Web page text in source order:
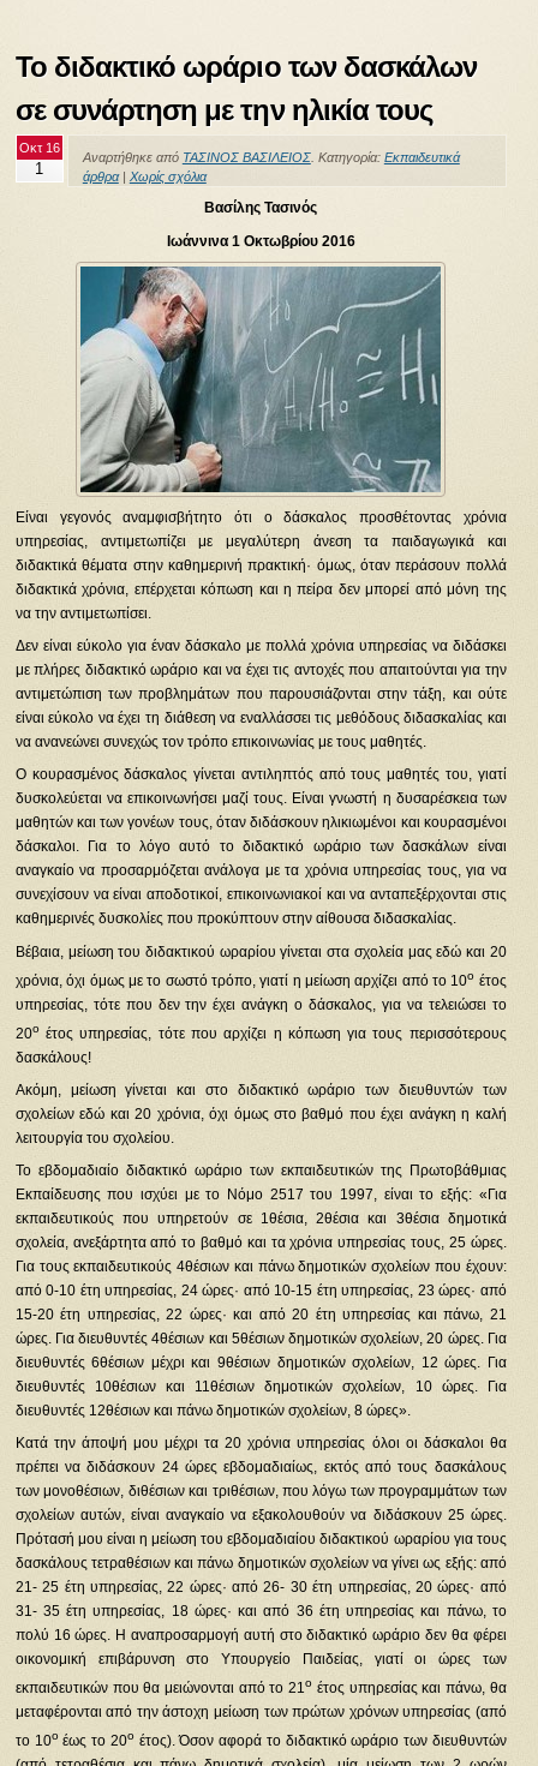
Το διδακτικό ωράριο των δασκάλων
σε συνάρτηση με την ηλικία τους
Οκτ 16
1
Αναρτήθηκε από ΤΑΣΙΝΟΣ ΒΑΣΙΛΕΙΟΣ. Κατηγορία: Εκπαιδευτικά
άρθρα| Χωρίς σχόλια
Βασίλης Τασινός
Ιωάννινα 1 Οκτωβρίου 2016
Είναι γεγονός αναμφισβήτητο ότι ο δάσκαλος προσθέτοντας χρόνια
υπηρεσίας, αντιμετωπίζει με μεγαλύτερη άνεση τα παιδαγωγικά και
διδακτικά θέματα στην καθημερινή πρακτική· όμως, όταν περάσουν πολλά
διδακτικά χρόνια, επέρχεται κόπωση και η πείρα δεν μπορεί από μόνη της
να την αντιμετωπίσει.
Δεν είναι εύκολο για έναν δάσκαλο με πολλά χρόνια υπηρεσίας να διδάσκει
με πλήρες διδακτικό ωράριο και να έχει τις αντοχές που απαιτούνται για την
αντιμετώπιση των προβλημάτων που παρουσιάζονται στην τάξη, και ούτε
είναι εύκολο να έχει τη διάθεση να εναλλάσσει τις μεθόδους διδασκαλίας και
να ανανεώνει συνεχώς τον τρόπο επικοινωνίας με τους μαθητές.
Ο κουρασμένος δάσκαλος γίνεται αντιληπτός από τους μαθητές του, γιατί
δυσκολεύεται να επικοινωνήσει μαζί τους. Είναι γνωστή η δυσαρέσκεια των
μαθητών και των γονέων τους, όταν διδάσκουν ηλικιωμένοι και κουρασμένοι
δάσκαλοι. Για το λόγο αυτό το διδακτικό ωράριο των δασκάλων είναι
αναγκαίο να προσαρμόζεται ανάλογα με τα χρόνια υπηρεσίας τους, για να
συνεχίσουν να είναι αποδοτικοί, επικοινωνιακοί και να ανταπεξέρχονται στις
καθημερινές δυσκολίες που προκύπτουν στην αίθουσα διδασκαλίας.
Βέβαια, μείωση του διδακτικού ωραρίου γίνεται στα σχολεία μας εδώ και 20
χρόνια, όχι όμως με το σωστό τρόπο, γιατί η μείωση αρχίζει από το 10ο έτος
υπηρεσίας, τότε που δεν την έχει ανάγκη ο δάσκαλος, για να τελειώσει το
20οέτος υπηρεσίας, τότε που αρχίζει η κόπωση για τους περισσότερους
δασκάλους!
Ακόμη, μείωση γίνεται και στο διδακτικό ωράριο των διευθυντών των
σχολείων εδώ και 20 χρόνια, όχι όμως στο βαθμό που έχει ανάγκη η καλή
λειτουργία του σχολείου.
Το εβδομαδιαίο διδακτικό ωράριο των εκπαιδευτικών της Πρωτοβάθμιας
Εκπαίδευσης που ισχύει με το Νόμο 2517 του 1997, είναι το εξής: «Για
εκπαιδευτικούς που υπηρετούν σε 1θέσια, 2θέσια και 3θέσια δημοτικά
σχολεία, ανεξάρτητα από το βαθμό και τα χρόνια υπηρεσίας τους, 25 ώρες.
Για τους εκπαιδευτικούς 4θέσιων και πάνω δημοτικών σχολείων που έχουν:
από 0-10 έτη υπηρεσίας, 24 ώρες· από 10-15 έτη υπηρεσίας, 23 ώρες· από
15-20 έτη υπηρεσίας, 22 ώρες· και από 20 έτη υπηρεσίας και πάνω, 21
ώρες. Για διευθυντές 4θέσιων και 5θέσιων δημοτικών σχολείων, 20 ώρες. Για
διευθυντές 6θέσιων μέχρι και 9θέσιων δημοτικών σχολείων, 12 ώρες. Για
διευθυντές 10θέσιων και 11θέσιων δημοτικών σχολείων, 10 ώρες. Για
διευθυντές 12θέσιων και πάνω δημοτικών σχολείων, 8 ώρες».
Κατά την άποψή μου μέχρι τα 20 χρόνια υπηρεσίας όλοι οι δάσκαλοι θα
πρέπει να διδάσκουν 24 ώρες εβδομαδιαίως, εκτός από τους δασκάλους
των μονοθέσιων, διθέσιων και τριθέσιων, που λόγω των προγραμμάτων των
σχολείων αυτών, είναι αναγκαίο να εξακολουθούν να διδάσκουν 25 ώρες.
Πρότασή μου είναι η μείωση του εβδομαδιαίου διδακτικού ωραρίου για τους
δασκάλους τετραθέσιων και πάνω δημοτικών σχολείων να γίνει ως εξής: από
21- 25 έτη υπηρεσίας, 22 ώρες· από 26- 30 έτη υπηρεσίας, 20 ώρες· από
31- 35 έτη υπηρεσίας, 18 ώρες· και από 36 έτη υπηρεσίας και πάνω, το
πολύ 16 ώρες. Η αναπροσαρμογή αυτή στο διδακτικό ωράριο δεν θα φέρει
οικονομική επιβάρυνση στο Υπουργείο Παιδείας, γιατί οι ώρες των
εκπαιδευτικών που θα μειώνονται από το 21ο έτος υπηρεσίας και πάνω, θα
μεταφέρονται από την άστοχη μείωση των πρώτων χρόνων υπηρεσίας (από
το 10οέως το 20οέτος). Όσον αφορά το διδακτικό ωράριο των διευθυντών